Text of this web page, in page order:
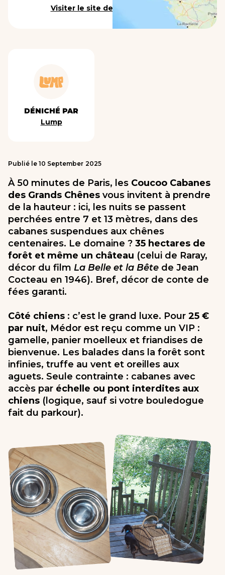
Visiter le site de l'établissement
DÉNICHÉ PAR
Lump
Publié le 10 September 2025
À 50 minutes de Paris, les Coucoo Cabanes
des Grands Chênes vous invitent à prendre
de la hauteur : ici, les nuits se passent
perchées entre 7 et 13 mètres, dans des
cabanes suspendues aux chênes
centenaires. Le domaine ? 35 hectares de
forêt et même un château (celui de Raray,
décor du film La Belle et la Bête de Jean
Cocteau en 1946). Bref, décor de conte de
fées garanti.
Côté chiens : c’est le grand luxe. Pour 25 €
par nuit, Médor est reçu comme un VIP :
gamelle, panier moelleux et friandises de
bienvenue. Les balades dans la forêt sont
infinies, truffe au vent et oreilles aux
aguets. Seule contrainte : cabanes avec
accès par échelle ou pont interdites aux
chiens (logique, sauf si votre bouledogue
fait du parkour).